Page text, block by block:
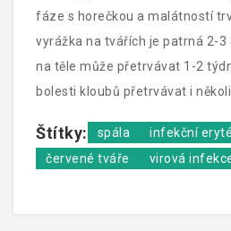
fáze s horečkou a malátností
vyrážka na tvářích je patrná 2-3
na těle může přetrvávat 1-2
bolesti kloubů přetrvávat i
Štítky: spála infekční
červené tváře
virová